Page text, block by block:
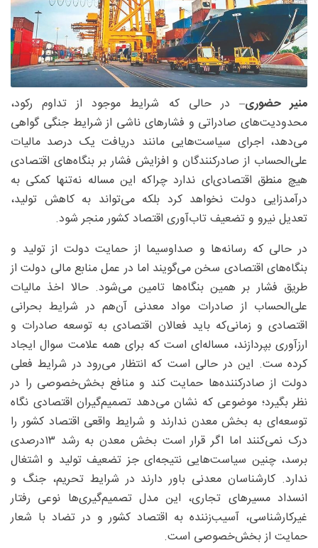
منیر حضوری– در حالی که شرایط موجود از تداوم رکود،
محدودیت‌های صادراتی و فشارهای ناشی از شرایط جنگی گواهی
می‌دهد، اجرای سیاست‌هایی مانند دریافت یک ‌درصد مالیات
علی‌الحساب از صادرکنندگان و افزایش فشار بر بنگاه‌های اقتصادی
هیچ منطق اقتصادی‌ای ندارد چراکه این مساله نه‌تنها کمکی به
درآمدزایی دولت نخواهد کرد بلکه می‌تواند به کاهش تولید،
تعدیل نیرو و تضعیف تاب‌آوری اقتصاد کشور منجر شود.
در حالی که رسانه‌ها و صداوسیما از حمایت دولت از تولید و
بنگاه‌های اقتصادی سخن می‌گویند اما در عمل منابع مالی دولت از
طریق فشار بر همین بنگاه‌ها تامین می‌شود. حالا اخذ مالیات
علی‌الحساب از صادرات مواد معدنی آن‌هم در شرایط بحرانی
اقتصادی و زمانی‌که باید فعالان اقتصادی به توسعه صادرات و
ارزآوری بپردازند، مساله‌ای است که برای همه علامت سوال ایجاد
کرده ست. این در حالی است که انتظار می‌رود در شرایط فعلی
دولت از صادرکننده‌ها حمایت کند و منافع بخش‌خصوصی را در
نظر بگیرد؛ موضوعی که نشان می‌دهد تصمیم‌گیران اقتصادی نگاه
توسعه‌ای به بخش معدن ندارند و شرایط واقعی اقتصاد کشور را
درک نمی‌کنند اما اگر قرار است بخش معدن به رشد ۱۳‌درصدی
برسد، چنین سیاست‌هایی نتیجه‌ای جز تضعیف تولید و اشتغال
ندارد. کارشناسان معدنی باور دارند در شرایط تحریم، جنگ و
انسداد مسیرهای تجاری، این مدل تصمیم‌گیری‌ها نوعی رفتار
غیرکارشناسی، آسیب‌زننده به اقتصاد کشور و در تضاد با شعار
حمایت از بخش‌خصوصی است.